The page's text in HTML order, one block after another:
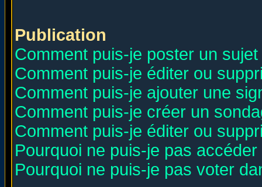
Publication
Comment puis-je poster un
Comment puis-je éditer ou
Comment puis-je ajouter une
Comment puis-je créer un
Comment puis-je éditer ou
Pourquoi ne puis-je pas
Pourquoi ne puis-je pas voter